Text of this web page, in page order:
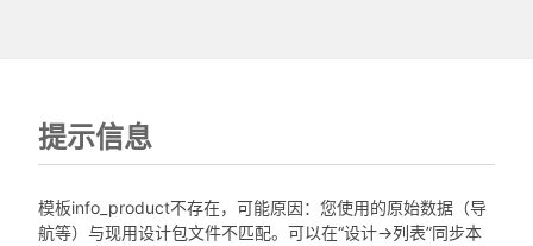
提示信息
模板info_product不存在，可能原因：您使用的原始数据（导
航等）与现用设计包文件不匹配。可以在“设计->列表”同步本